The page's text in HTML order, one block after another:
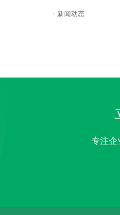
· 新闻动态
专注企